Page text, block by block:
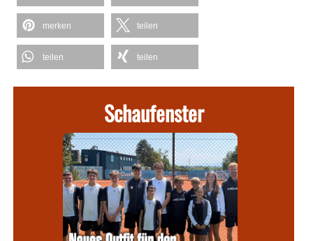
merken teilen
teilen teilen
Schaufenster